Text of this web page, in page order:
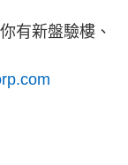
有新盤驗樓、